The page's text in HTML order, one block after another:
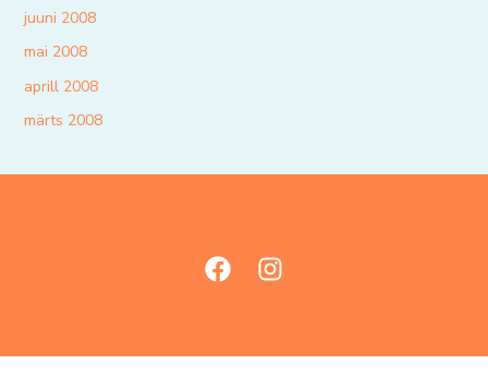
juuni 2008
mai 2008
aprill 2008
märts 2008